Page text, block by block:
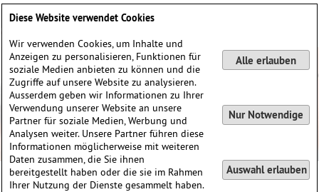
Andreas Kleinert
Diese Website verwendet Cookies
Wir verwenden Cookies, um Inhalte und
Anzeigen zu personalisieren, Funktionen für
soziale Medien anbieten zu können und die
Zugriffe auf unsere Website zu analysieren.
Ausserdem geben wir Informationen zu Ihrer
Verwendung unserer Website an unsere
Partner für soziale Medien, Werbung und
Analysen weiter. Unsere Partner führen diese
Informationen möglicherweise mit weiteren
Daten zusammen, die Sie ihnen
bereitgestellt haben oder die sie im Rahmen
Ihrer Nutzung der Dienste gesammelt haben.
Alle erlauben
Nur Notwendige
Auswahl erlauben